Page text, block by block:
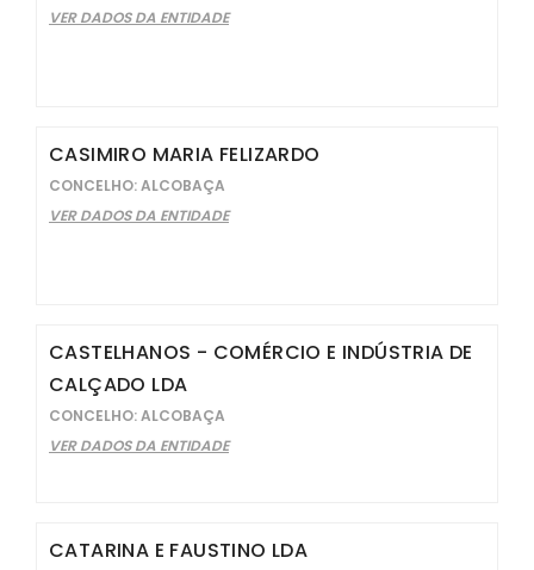
VER DADOS DA ENTIDADE
CASIMIRO MARIA FELIZARDO
CONCELHO: ALCOBAÇA
VER DADOS DA ENTIDADE
CASTELHANOS - COMÉRCIO E INDÚSTRIA DE
CALÇADO LDA
CONCELHO: ALCOBAÇA
VER DADOS DA ENTIDADE
CATARINA E FAUSTINO LDA